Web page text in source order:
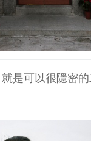
是可以很隱密